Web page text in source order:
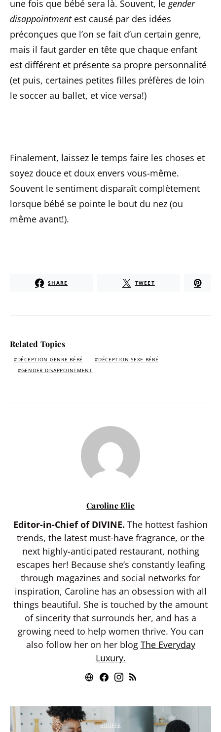
une fois que bébé sera là. Souvent, le gender
disappointmentest causé par des idées
préconçues que l’on se fait d’un certain genre,
mais il faut garder en tête que chaque enfant
est différent et présente sa propre personnalité
(et puis, certaines petites filles préfères de loin
le soccer au ballet, et vice versa!)
Finalement, laissez le temps faire les choses et
soyez douce et doux envers vous-même.
Souvent le sentiment disparaît complètement
lorsque bébé se pointe le bout du nez (ou
même avant!).
SHARE TWEET
Related Topics
DÉCEPTION GENRE BÉBÉ
DÉCEPTION SEXE BÉBÉ
GENDER DISAPPOINTMENT
Caroline Elie
Editor-in-Chief of DIVINE. The hottest fashion
trends, the latest must-have fragrance, or the
next highly-anticipated restaurant, nothing
escapes her! Because she’s constantly leafing
through magazines and social networks for
inspiration, Caroline has an obsession with all
things beautiful. She is touched by the amount
of sincerity that surrounds her, and has a
growing need to help women thrive. You can
also follow her on her blog The Everyday
Luxury.
BOUFFE